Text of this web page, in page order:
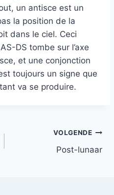
un antisce est un
la position de la
dans le ciel. Ceci
DS tombe sur l’axe
et une conjonction
toujours un signe que
va se produire.
VOLGENDE
Post-lunaar